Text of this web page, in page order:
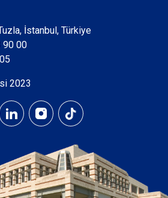
İstanbul, Türkiye
90 00
2023